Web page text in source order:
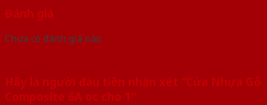
Đánh giá
Chưa có đánh giá nào.
Hãy là người đầu tiên nhận xét “Cửa Nhựa Gỗ
Composite 6A oc cho 1”